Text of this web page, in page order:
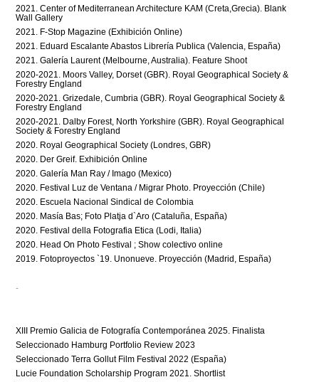
2021. Center of Mediterranean Architecture KAM (Creta,Grecia). Blank
Wall Gallery
2021. F-Stop Magazine (Exhibición Online)
2021. Eduard Escalante Abastos Librería Publica (Valencia, España)
2021. Galería Laurent (Melbourne, Australia). Feature Shoot
2020-2021. Moors Valley, Dorset (GBR). Royal Geographical Society &
Forestry England
2020-2021. Grizedale, Cumbria (GBR). Royal Geographical Society &
Forestry England
2020-2021. Dalby Forest, North Yorkshire (GBR). Royal Geographical
Society & Forestry England
2020. Royal Geographical Society (Londres, GBR)
2020. Der Greif. Exhibición Online
2020. Galería Man Ray / Imago (Mexico)
2020. Festival Luz de Ventana / Migrar Photo. Proyección (Chile)
2020. Escuela Nacional Sindical de Colombia
2020. Masía Bas; Foto Platja d`Aro (Cataluña, España)
2020. Festival della Fotografia Etica (Lodi, Italia)
2020. Head On Photo Festival ; Show colectivo online
2019. Fotoproyectos `19. Unonueve. Proyección (Madrid, España)
-
XIII Premio Galicia de Fotografía Contemporánea 2025. Finalista
Seleccionado Hamburg Portfolio Review 2023
Seleccionado Terra Gollut Film Festival 2022 (España)
Lucie Foundation Scholarship Program 2021. Shortlist